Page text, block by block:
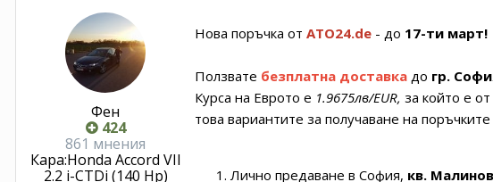
Фен
424
861 мнения
Кара:Honda Accord VII
2.2 i-CTDi (140 Hp)
Нова поръчка от ATO24.de - до 17-ти март!
Ползвате безплатна доставка до гр.
Курса на Еврото е 1.9675лв/EUR, за който е
това вариантите за получаване на поръчките
Лично предаване в София, кв.